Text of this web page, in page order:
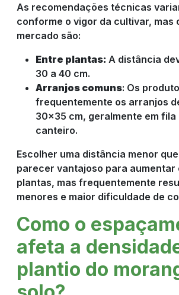
As recomendações técnicas
conforme o vigor da cultivar, mas
mercado são:
Entre plantas: A distância
30 a 40 cm.
Arranjos comuns: Os
frequentemente os arranjos
30x35 cm, geralmente em fila
canteiro.
Escolher uma distância menor
parecer vantajoso para aumentar
plantas, mas frequentemente
menores e maior dificuldade de
Como o
afeta a
plantio do